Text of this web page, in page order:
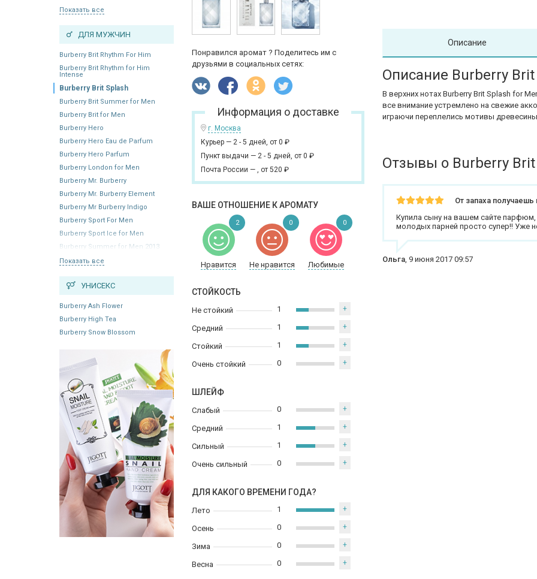
Показать все
ДЛЯ МУЖЧИН
Burberry Brit Rhythm For Him
Burberry Brit Rhythm for Him
Intense
Burberry Brit Splash
Burberry Brit Summer for Men
Burberry Brit for Men
Burberry Hero
Burberry Hero Eau de Parfum
Burberry Hero Parfum
Burberry London for Men
Burberry Mr. Burberry
Burberry Mr. Burberry Element
Burberry Mr Burberry Indigo
Burberry Sport For Men
Burberry Sport Ice for Men
Burberry Summer for Men 2013
Показать все
УНИСЕКС
Burberry Ash Flower
Burberry High Tea
Burberry Snow Blossom
Понравился аромат ? Поделитесь им с
друзьями в социальных сетях:
Информация о доставке
г. Москва
Курьер — 2 - 5 дней, от 0 ₽
Пункт выдачи — 2 - 5 дней, от 0 ₽
Почта России — , от 520 ₽
ВАШЕ ОТНОШЕНИЕ К АРОМАТУ
Нравится Не нравится Любимые
2 0 0
СТОЙКОСТЬ
Не стойкий
Средний
Стойкий
Очень стойкий
1 +
1 +
1 +
0 +
ШЛЕЙФ
Слабый
Средний
Сильный
Очень сильный
0 +
1 +
1 +
0 +
ДЛЯ КАКОГО ВРЕМЕНИ ГОДА?
Лето
Осень
Зима
Весна
1 +
0 +
0 +
0 +
Описание
Описание Burberry
В верхних нотах Burberry Brit Splash for
все внимание устремлено на свежие
играючи переплелись мотивы
Отзывы о Burberry
От запаха
Купила сыну на вашем сайте
молодых парней просто супер!! Уже
Ольга, 9 июня 2017 09:57